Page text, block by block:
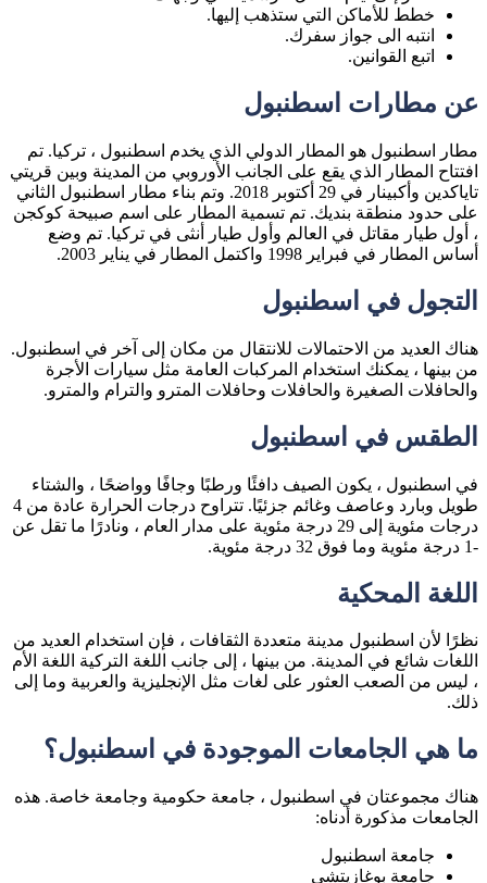
خطط للأماكن التي ستذهب إليها.
انتبه الى جواز سفرك.
اتبع القوانين.
عن مطارات اسطنبول
مطار اسطنبول هو المطار الدولي الذي يخدم اسطنبول ، تركيا. تم
افتتاح المطار الذي يقع على الجانب الأوروبي من المدينة وبين قريتي
تاياكدين وأكبينار في 29 أكتوبر 2018. وتم بناء مطار اسطنبول الثاني
على حدود منطقة بنديك. تم تسمية المطار على اسم صبيحة كوكجن
، أول طيار مقاتل في العالم وأول طيار أنثى في تركيا. تم وضع
أساس المطار في فبراير 1998 واكتمل المطار في يناير 2003.
التجول في اسطنبول
هناك العديد من الاحتمالات للانتقال من مكان إلى آخر في اسطنبول.
من بينها ، يمكنك استخدام المركبات العامة مثل سيارات الأجرة
والحافلات الصغيرة والحافلات وحافلات المترو والترام والمترو.
الطقس في اسطنبول
في اسطنبول ، يكون الصيف دافئًا ورطبًا وجافًا وواضحًا ، والشتاء
طويل وبارد وعاصف وغائم جزئيًا. تتراوح درجات الحرارة عادة من 4
درجات مئوية إلى 29 درجة مئوية على مدار العام ، ونادرًا ما تقل عن
-1 درجة مئوية وما فوق 32 درجة مئوية.
اللغة المحكية
نظرًا لأن اسطنبول مدينة متعددة الثقافات ، فإن استخدام العديد من
اللغات شائع في المدينة. من بينها ، إلى جانب اللغة التركية اللغة الأم
، ليس من الصعب العثور على لغات مثل الإنجليزية والعربية وما إلى
ذلك.
ما هي الجامعات الموجودة في اسطنبول؟
هناك مجموعتان في اسطنبول ، جامعة حكومية وجامعة خاصة. هذه
الجامعات مذكورة أدناه:
جامعة اسطنبول
جامعة بوغازيتشي